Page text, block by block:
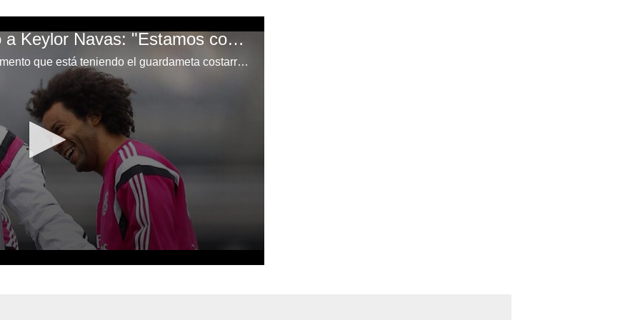
Marcelo sale defiendo a Keylor Navas: "Estamos con Keylor hasta a muerte"
El brasileño destacó el buen momento que está teniendo el guardameta costarricense Keylor Navas.